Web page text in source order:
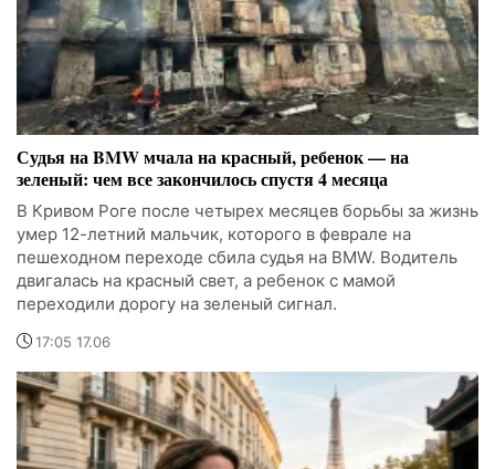
Судья на BMW мчала на красный, ребенок — на
зеленый: чем все закончилось спустя 4 месяца
В Кривом Роге после четырех месяцев борьбы за жизнь
умер 12-летний мальчик, которого в феврале на
пешеходном переходе сбила судья на BMW. Водитель
двигалась на красный свет, а ребенок с мамой
переходили дорогу на зеленый сигнал.
17:05 17.06